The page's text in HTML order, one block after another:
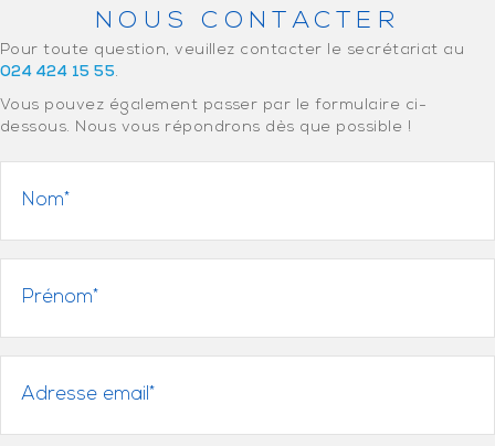
NOUS CONTACTER
Pour toute question, veuillez contacter le secrétariat au
024 424 15 55.
Vous pouvez également passer par le formulaire ci-
dessous. Nous vous répondrons dès que possible !